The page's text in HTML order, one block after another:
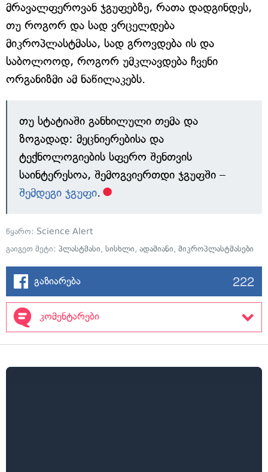
მრავალფეროვან ჯგუფებზე, რათა დადგინდეს,
თუ როგორ და სად ვრცელდება
მიკროპლასტმასა, სად გროვდება ის და
საბოლოოდ, როგორ უმკლავდება ჩვენი
ორგანიზმი ამ ნაწილაკებს.
თუ სტატიაში განხილული თემა და
ზოგადად: მეცნიერებისა და
ტექნოლოგიების სფერო შენთვის
საინტერესოა, შემოგვიერთდი ჯგუფში –
შემდეგი ჯგუფი.
წყარო: Science Alert
გაიგეთ მეტი: პლასტმასი, სისხლი, ადამიანი, მიკროპლასტმასები
გაზიარება 222
კომენტარები